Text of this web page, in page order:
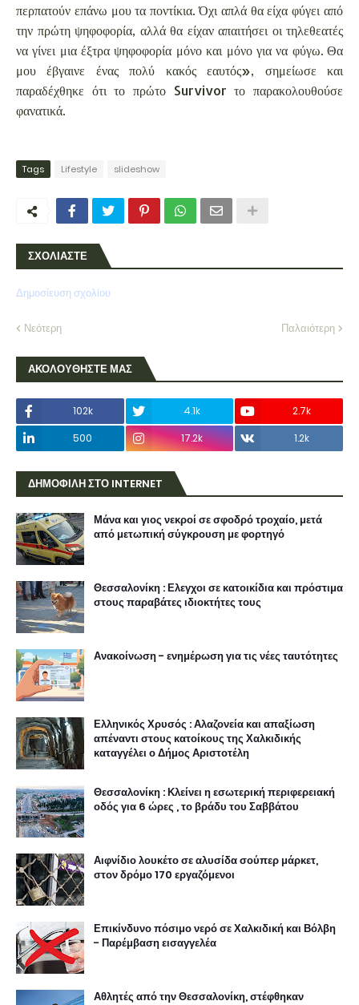
περπατούν επάνω μου τα ποντίκια. Όχι απλά θα είχα φύγει από
την πρώτη ψηφοφορία, αλλά θα είχαν απαιτήσει οι τηλεθεατές
να γίνει μια έξτρα ψηφοφορία μόνο και μόνο για να φύγω. Θα
μου έβγαινε ένας πολύ κακός εαυτός», σημείωσε και
παραδέχθηκε ότι το πρώτο Survivor το παρακολουθούσε
φανατικά.
Tags Lifestyle slideshow
ΣΧΟΛΙΑΣΤΕ
Δημοσίευση σχολίου
Νεότερη Παλαιότερη
ΑΚΟΛΟΥΘΗΣΤΕ ΜΑΣ
102k 4.1k
2.7k
500
17.2k 1.2k
ΔΗΜΟΦΙΛΗ ΣΤΟ INTERNET
Μάνα και γιος νεκροί σε σφοδρό τροχαίο, μετά
από μετωπική σύγκρουση με φορτηγό
Θεσσαλονίκη : Ελεγχοι σε κατοικίδια και πρόστιμα
στους παραβάτες ιδιοκτήτες τους
Ανακοίνωση - ενημέρωση για τις νέες ταυτότητες
Ελληνικός Χρυσός : Αλαζονεία και απαξίωση
απέναντι στους κατοίκους της Χαλκιδικής
καταγγέλει ο Δήμος Αριστοτέλη
Θεσσαλονίκη : Κλείνει η εσωτερική περιφερειακή
οδός για 6 ώρες , το βράδυ του Σαββάτου
Αιφνίδιο λουκέτο σε αλυσίδα σούπερ μάρκετ,
στον δρόμο 170 εργαζόμενοι
Επικίνδυνο πόσιμο νερό σε Χαλκιδική και Βόλβη
- Παρέμβαση εισαγγελέα
Αθλητές από την Θεσσαλονίκη, στέφθηκαν